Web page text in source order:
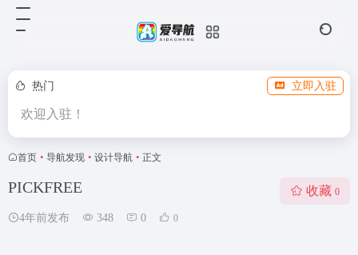
热门 立即入驻
欢迎入驻！
首页 • 导航发现 • 设计导航 • 正文
PICKFREE
4年前发布 348 0 0
收藏 0